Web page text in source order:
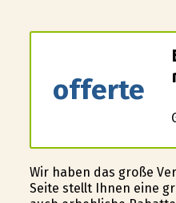
offerte
Wir haben das große
Seite stellt Ihnen eine